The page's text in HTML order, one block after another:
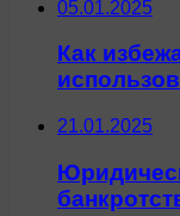
05.01.2025
Как
21.01.2025